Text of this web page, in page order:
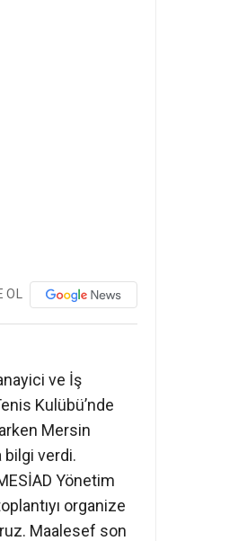
OL
ve İş
Kulübü’nde
Mersin
bilgi verdi.
Yönetim
organize
Maalesef son